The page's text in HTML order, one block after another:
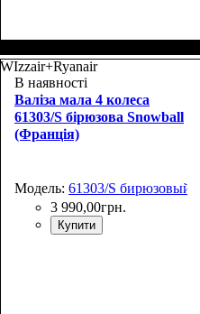
76х49х30+5
WIzzair+Ryanair
В наявності
Валіза мала 4 колеса
61303/S бірюзова Snowball
(Франція)
Модель: 61303/S бирюзовый
3 990,00грн.
Купити